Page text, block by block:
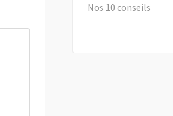
Nos 10 conseils